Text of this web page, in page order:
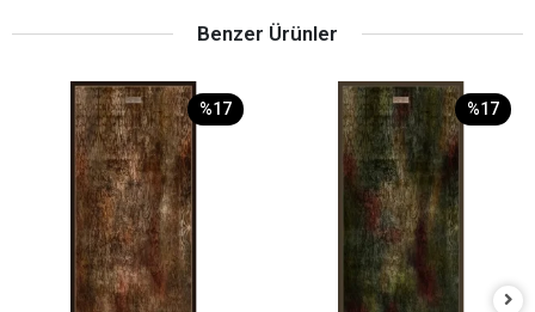
Benzer Ürünler
%17 %17